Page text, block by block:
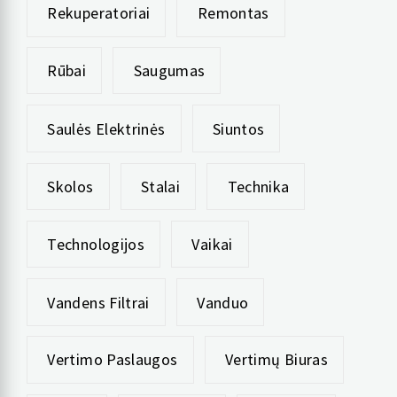
Rekuperatoriai Remontas
Rūbai Saugumas
Saulės Elektrinės Siuntos
Skolos Stalai Technika
Technologijos Vaikai
Vandens Filtrai Vanduo
Vertimo Paslaugos Vertimų Biuras